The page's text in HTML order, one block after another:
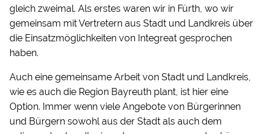
gleich zweimal. Als erstes waren wir in Fürth, wo wir
gemeinsam mit Vertretern aus Stadt und Landkreis über
die Einsatzmöglichkeiten von Integreat gesprochen
haben.
Auch eine gemeinsame Arbeit von Stadt und Landkreis,
wie es auch die Region Bayreuth plant, ist hier eine
Option. Immer wenn viele Angebote von Bürgerinnen
und Bürgern sowohl aus der Stadt als auch dem